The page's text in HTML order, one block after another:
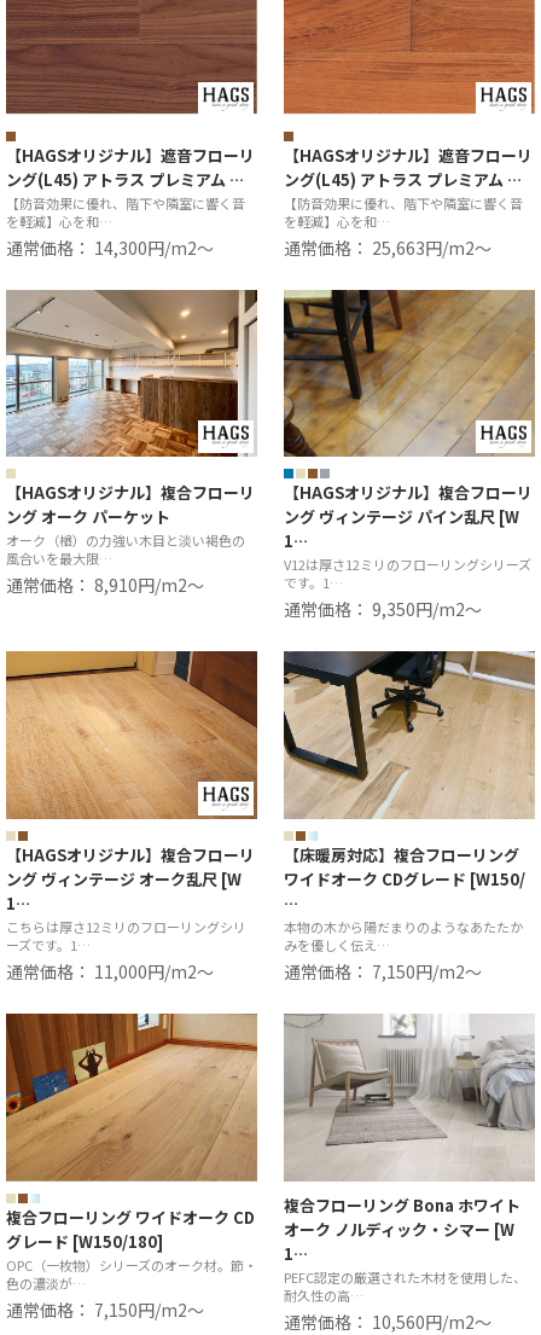
【HAGSオリジナル】遮音フローリ
ング(L45) アトラス プレミアム …
【防音効果に優れ、階下や隣室に響く音
を軽減】心を和…
通常価格： 14,300円/m2〜
【HAGSオリジナル】遮音フローリ
ング(L45) アトラス プレミアム …
【防音効果に優れ、階下や隣室に響く音
を軽減】心を和…
通常価格： 25,663円/m2〜
【HAGSオリジナル】複合フローリ
ング オーク パーケット
オーク（楢）の力強い木目と淡い褐色の
風合いを最大限…
通常価格： 8,910円/m2〜
【HAGSオリジナル】複合フローリ
ング ヴィンテージ パイン乱尺 [W
1…
V12は厚さ12ミリのフローリングシリーズ
です。1…
通常価格： 9,350円/m2〜
【HAGSオリジナル】複合フローリ
ング ヴィンテージ オーク乱尺 [W
1…
こちらは厚さ12ミリのフローリングシリ
ーズです。1…
通常価格： 11,000円/m2〜
【床暖房対応】複合フローリング
ワイドオーク CDグレード [W150/
…
本物の木から陽だまりのようなあたたか
みを優しく伝え…
通常価格： 7,150円/m2〜
複合フローリング ワイドオーク CD
グレード [W150/180]
OPC（一枚物）シリーズのオーク材。節・
色の濃淡が…
通常価格： 7,150円/m2〜
複合フローリング Bona ホワイト
オーク ノルディック・シマー [W
1…
PEFC認定の厳選された木材を使用した、
耐久性の高…
通常価格： 10,560円/m2〜